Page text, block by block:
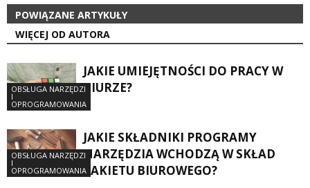
POWIĄZANE ARTYKUŁY
WIĘCEJ OD AUTORA
OBSŁUGA NARZĘDZI
I
OPROGRAMOWANIA
JAKIE UMIEJĘTNOŚCI DO PRACY W
BIURZE?
OBSŁUGA NARZĘDZI
I
OPROGRAMOWANIA
JAKIE SKŁADNIKI PROGRAMY
NARZĘDZIA WCHODZĄ W SKŁAD
PAKIETU BIUROWEGO?